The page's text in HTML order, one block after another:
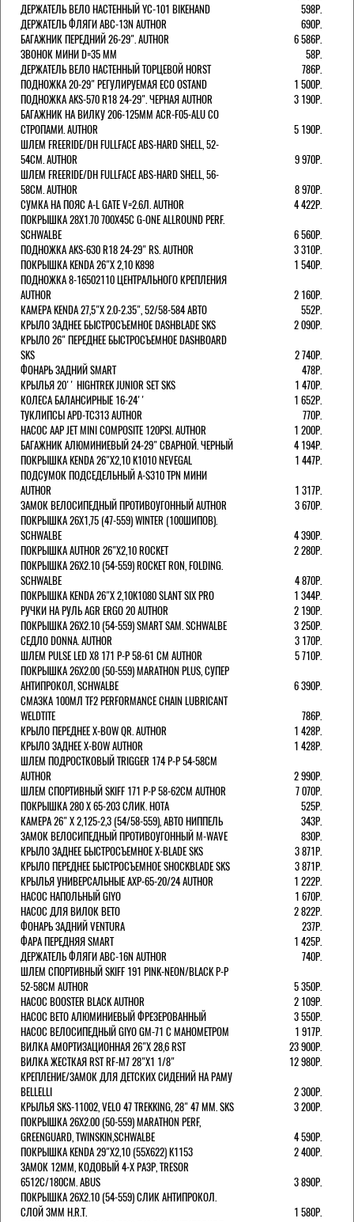
ДЕРЖАТЕЛЬ ВЕЛО НАСТЕННЫЙ YC-101 BIKEHAND
598Р.
ДЕРЖАТЕЛЬ ФЛЯГИ ABC-13N AUTHOR
690Р.
БАГАЖНИК ПЕРЕДНИЙ 26-29". AUTHOR
6 586Р.
ЗВОНОК МИНИ D=35 ММ
58Р.
ДЕРЖАТЕЛЬ ВЕЛО НАСТЕННЫЙ ТОРЦЕВОЙ HORST
786Р.
ПОДНОЖКА 20-29" РЕГУЛИРУЕМАЯ ECO OSTAND
1 500Р.
ПОДНОЖКА AKS-570 R18 24-29". ЧЕРНАЯ AUTHOR
3 190Р.
БАГАЖНИК НА ВИЛКУ 206-125ММ ACR-F05-ALU СО
СТРОПАМИ. AUTHOR
5 190Р.
ШЛЕМ FREERIDE/DH FULLFACE ABS-HARD SHELL, 52-
54СМ. AUTHOR
9 970Р.
ШЛЕМ FREERIDE/DH FULLFACE ABS-HARD SHELL, 56-
58СМ. AUTHOR
8 970Р.
СУМКА НА ПОЯС A-L GATE V=2.6Л. AUTHOR
4 422Р.
ПОКРЫШКА 28X1.70 700X45C G-ONE ALLROUND PERF.
SCHWALBE
6 560Р.
ПОДНОЖКА AKS-630 R18 24-29" RS. AUTHOR
3 310Р.
ПОКРЫШКА KENDA 26"Х 2,10 K898
1 540Р.
ПОДНОЖКА 8-16502110 ЦЕНТРАЛЬНОГО КРЕПЛЕНИЯ
AUTHOR
2 160Р.
КАМЕРА KENDA 27,5"Х 2.0-2.35", 52/58-584 АВТО
552Р.
КРЫЛО ЗАДНЕЕ БЫСТРОСЪЕМНОЕ DASHBLADE SKS
2 090Р.
КРЫЛО 26" ПЕРЕДНЕЕ БЫСТРОСЪЕМНОЕ DASHBOARD
SKS
2 740Р.
ФОНАРЬ ЗАДНИЙ SMART
478Р.
КРЫЛЬЯ 20'' HIGHTREK JUNIOR SET SKS
1 470Р.
КОЛЕСА БАЛАНСИРНЫЕ 16-24''
1 652Р.
ТУКЛИПСЫ APD-TC313 AUTHOR
770Р.
НАСОС AAP JET MINI COMPOSITE 120PSI. AUTHOR
1 200Р.
БАГАЖНИК АЛЮМИНИЕВЫЙ 24-29" СВАРНОЙ. ЧЕРНЫЙ
4 194Р.
ПОКРЫШКА KENDA 26"Х2,10 K1010 NEVEGAL
1 447Р.
ПОДСУМОК ПОДСЕДЕЛЬНЫЙ A-S310 TPN МИНИ
AUTHOR
1 317Р.
ЗАМОК ВЕЛОСИПЕДНЫЙ ПРОТИВОУГОННЫЙ AUTHOR
3 670Р.
ПОКРЫШКА 26X1,75 (47-559) WINTER (100ШИПОВ).
SCHWALBE
4 390Р.
ПОКРЫШКА AUTHOR 26"Х2,10 ROCKET
2 280Р.
ПОКРЫШКА 26X2.10 (54-559) ROCKET RON, FOLDING.
SCHWALBE
4 870Р.
ПОКРЫШКА KENDA 26"Х 2,10K1080 SLANT SIX PRO
1 344Р.
РУЧКИ НА РУЛЬ AGR ERGO 20 AUTHOR
2 190Р.
ПОКРЫШКА 26X2.10 (54-559) SMART SAM. SCHWALBE
3 250Р.
СЕДЛО DONNA. AUTHOR
3 170Р.
ШЛЕМ PULSE LED X8 171 Р-Р 58-61 СМ AUTHOR
5 710Р.
ПОКРЫШКА 26X2.00 (50-559) MARATHON PLUS, СУПЕР
АНТИПРОКОЛ, SCHWALBE
6 390Р.
СМАЗКА 100МЛ TF2 PERFORMANCE CHAIN LUBRICANT
WELDTITE
786Р.
КРЫЛО ПЕРЕДНЕЕ X-BOW QR. AUTHOR
1 428Р.
КРЫЛО ЗАДНЕЕ X-BOW AUTHOR
1 428Р.
ШЛЕМ ПОДРОСТКОВЫЙ TRIGGER 174 Р-Р 54-58СМ
AUTHOR
2 990Р.
ШЛЕМ СПОРТИВНЫЙ SKIFF 171 Р-Р 58-62СМ AUTHOR
7 070Р.
ПОКРЫШКА 280 X 65-203 СЛИК. HOTA
525Р.
КАМЕРА 26" X 2,125-2,3 (54/58-559), АВТО НИППЕЛЬ
343Р.
ЗАМОК ВЕЛОСИПЕДНЫЙ ПРОТИВОУГОННЫЙ M-WAVE
830Р.
КРЫЛО ЗАДНЕЕ БЫСТРОСЪЕМНОЕ X-BLADE SKS
3 871Р.
КРЫЛО ПЕРЕДНЕЕ БЫСТРОСЪЕМНОЕ SHOCKBLADE SKS
3 871Р.
КРЫЛЬЯ УНИВЕРСАЛЬНЫЕ AXP-65-20/24 AUTHOR
1 222Р.
НАСОС НАПОЛЬНЫЙ GIYO
1 670Р.
НАСОС ДЛЯ ВИЛОК ВЕТО
2 822Р.
ФОНАРЬ ЗАДНИЙ VENTURA
237Р.
ФАРА ПЕРЕДНЯЯ SMART
1 425Р.
ДЕРЖАТЕЛЬ ФЛЯГИ ABC-16N AUTHOR
740Р.
ШЛЕМ СПОРТИВНЫЙ SKIFF 191 PINK-NEON/BLACK Р-Р
52-58СМ AUTHOR
5 350Р.
НАСОС BOOSTER BLACK AUTHOR
2 109Р.
НАСОС BETO АЛЮМИНИЕВЫЙ ФРЕЗЕРОВАННЫЙ
3 550Р.
НАСОС ВЕЛОСИПЕДНЫЙ GIYO GM-71 С МАНОМЕТРОМ
1 917Р.
ВИЛКА АМОРТИЗАЦИОННАЯ 26"Х 28,6 RST
23 900Р.
ВИЛКА ЖЕСТКАЯ RST RF-M7 28"Х1 1/8"
12 980Р.
КРЕПЛЕНИЕ/ЗАМОК ДЛЯ ДЕТСКИХ СИДЕНИЙ НА РАМУ
BELLELLI
2 300Р.
КРЫЛЬЯ SKS-11002, VELO 47 TREKKING, 28" 47 ММ. SKS
3 200Р.
ПОКРЫШКА 26X2.00 (50-559) MARATHON PERF,
GREENGUARD, TWINSKIN,SCHWALBE
4 590Р.
ПОКРЫШКА KENDA 29"Х2,10 (55X622) K1153
2 400Р.
ЗАМОК 12ММ, КОДОВЫЙ 4-Х РАЗР, TRESOR
6512C/180СМ. ABUS
3 890Р.
ПОКРЫШКА 26X2.10 (54-559) СЛИК АНТИПРОКОЛ.
СЛОЙ 3ММ H.R.T.
1 580Р.